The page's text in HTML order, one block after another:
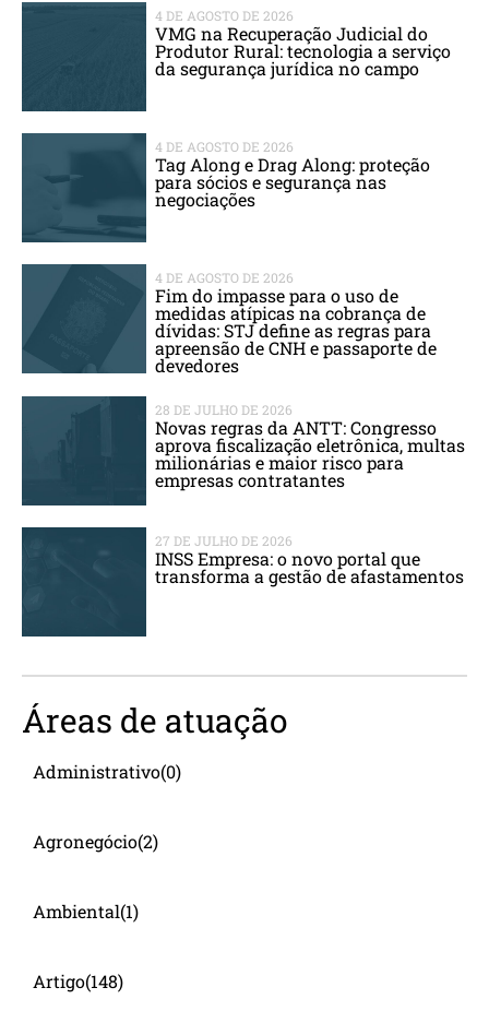
4 DE AGOSTO DE 2026
VMG na Recuperação Judicial do
Produtor Rural: tecnologia a serviço
da segurança jurídica no campo
4 DE AGOSTO DE 2026
Tag Along e Drag Along: proteção
para sócios e segurança nas
negociações
4 DE AGOSTO DE 2026
Fim do impasse para o uso de
medidas atípicas na cobrança de
dívidas: STJ define as regras para
apreensão de CNH e passaporte de
devedores
28 DE JULHO DE 2026
Novas regras da ANTT: Congresso
aprova fiscalização eletrônica, multas
milionárias e maior risco para
empresas contratantes
27 DE JULHO DE 2026
INSS Empresa: o novo portal que
transforma a gestão de afastamentos
Áreas de atuação
Administrativo(0)
Agronegócio(2)
Ambiental(1)
Artigo(148)